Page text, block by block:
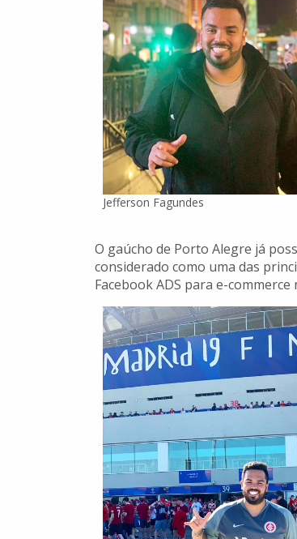
Jefferson Fagundes
O gaúcho de Porto Alegre já
considerado como uma das
Facebook ADS para e-